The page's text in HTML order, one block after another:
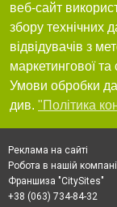
веб-сайт
збору технічних
відвідувачів з
маркетингової та
Умови обробки
див. "Політика
Реклама на сайті
Робота в нашій
Франшиза "CitySites"
+38 (063) 734-84-32